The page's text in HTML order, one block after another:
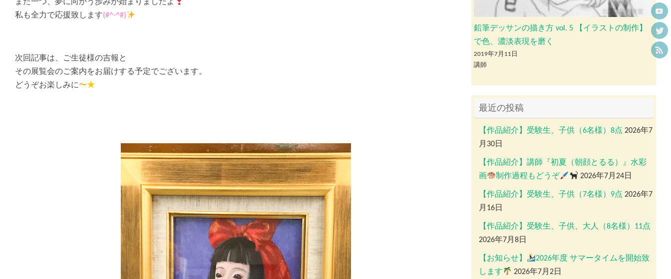
また一つ、夢に向かう歩みが始まりましたよ
私も全力で応援致します(#^-^#)
次回記事は、ご生徒様の吉報と
その展覧会のご案内をお届けする予定でございます。
どうぞお楽しみに〜★
鉛筆デッサンの描き方 vol. 5 【イラストの制作】
で色、濃淡表現を磨く
2019年7月11日
講師
最近の投稿
【作品紹介】受験生、子供（6名様）8点 2026年7
月30日
【作品紹介】講師『初夏（朝顔とるる）』水彩
画
制作過程もどうぞ 2026年7月24日
【作品紹介】受験生、子供（7名様）9点 2026年7
月16日
【作品紹介】受験生、子供、大人（8名様）11点
2026年7月8日
【お知らせ】
2026年度 サマータイムを開始致
します
2026年7月2日